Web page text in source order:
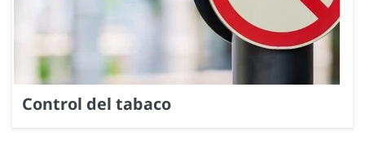
Control del tabaco